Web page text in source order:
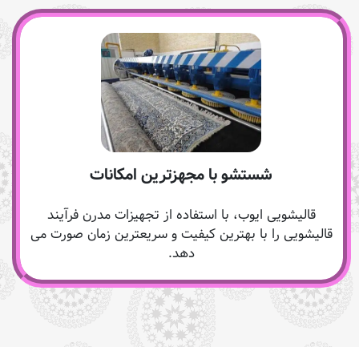
شستشو با مجهزترین امکانات
قالیشویی ایوب، با استفاده از تجهیزات مدرن فرآیند
قالیشویی را با بهترین کیفیت و سریعترین زمان صورت می
دهد.